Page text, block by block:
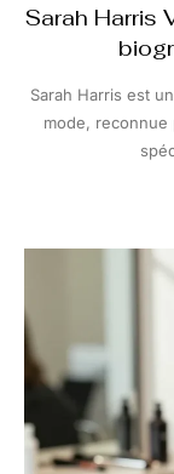
Sarah Harris
Sarah Harris est
mode, reconnue